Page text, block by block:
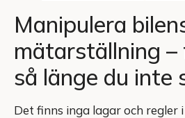
Manipulera
mätarställning
så länge du inte
Det finns inga lagar och regler i